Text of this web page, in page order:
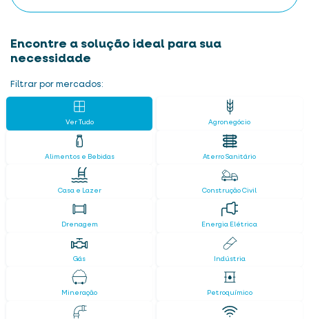
Encontre a solução ideal para sua
necessidade
Filtrar por mercados:
Ver Tudo Agronegócio
Alimentos e Bebidas Aterro Sanitário
Casa e Lazer Construção Civil
Drenagem Energia Elétrica
Gás Indústria
Mineração Petroquímico